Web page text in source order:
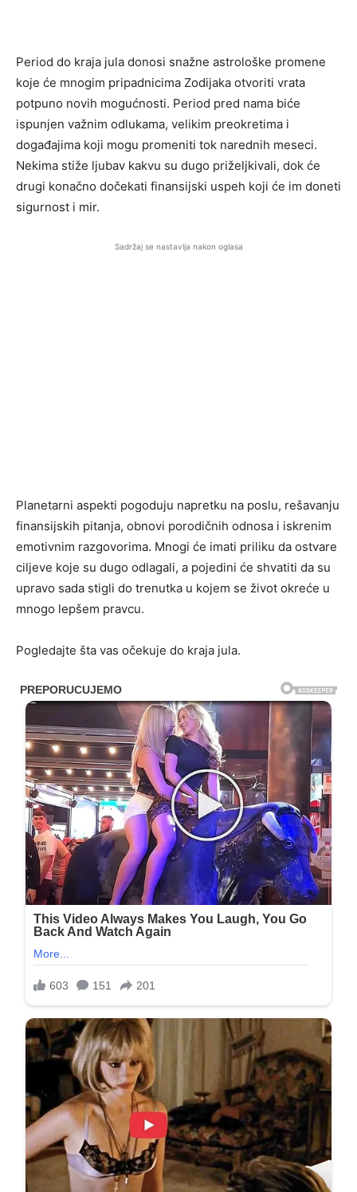
Period do kraja jula donosi snažne astrološke promene
koje će mnogim pripadnicima Zodijaka otvoriti vrata
potpuno novih mogućnosti. Period pred nama biće
ispunjen važnim odlukama, velikim preokretima i
događajima koji mogu promeniti tok narednih meseci.
Nekima stiže ljubav kakvu su dugo priželjkivali, dok će
drugi konačno dočekati finansijski uspeh koji će im doneti
sigurnost i mir.
Sadržaj se nastavlja nakon oglasa
Planetarni aspekti pogoduju napretku na poslu, rešavanju
finansijskih pitanja, obnovi porodičnih odnosa i iskrenim
emotivnim razgovorima. Mnogi će imati priliku da ostvare
ciljeve koje su dugo odlagali, a pojedini će shvatiti da su
upravo sada stigli do trenutka u kojem se život okreće u
mnogo lepšem pravcu.
Pogledajte šta vas očekuje do kraja jula.